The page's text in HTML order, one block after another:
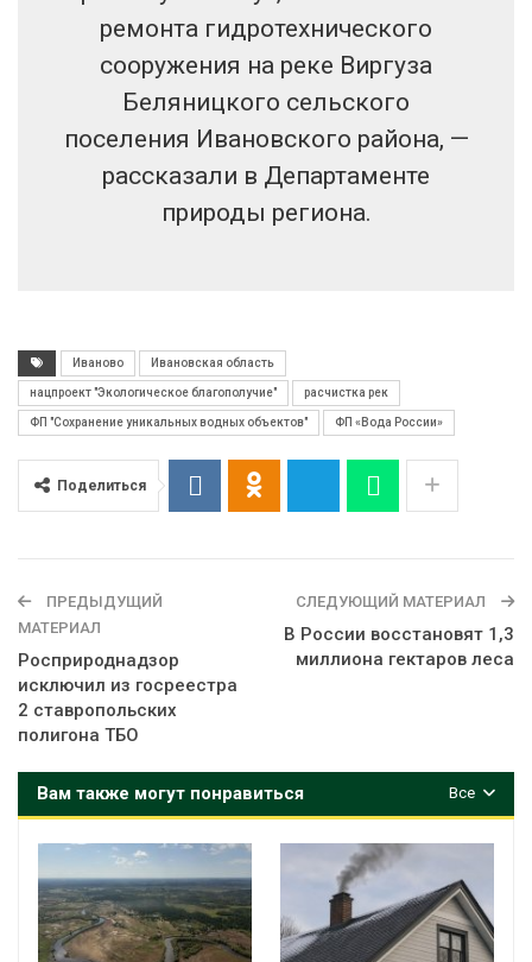
ремонта гидротехнического
сооружения на реке Виргуза
Беляницкого сельского
поселения Ивановского района, —
рассказали в Департаменте
природы региона.
Иваново Ивановская область
нацпроект "Экологическое благополучие" расчистка рек
ФП "Сохранение уникальных водных объектов" ФП «Вода России»
Поделиться
ПРЕДЫДУЩИЙ
МАТЕРИАЛ
Росприроднадзор
исключил из госреестра
2 ставропольских
полигона ТБО
СЛЕДУЮЩИЙ МАТЕРИАЛ
В России восстановят 1,3
миллиона гектаров леса
Все
Вам также могут понравиться